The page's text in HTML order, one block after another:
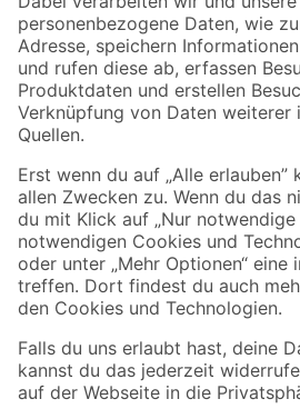
Zahlungsarten
Sicher einkaufen
Jetzt die toom-App herunterladen
Alle Preisangaben in EUR inkl. gesetzl. MwSt.. Die
Umständen nicht in allen Märkten verfügbar. Die